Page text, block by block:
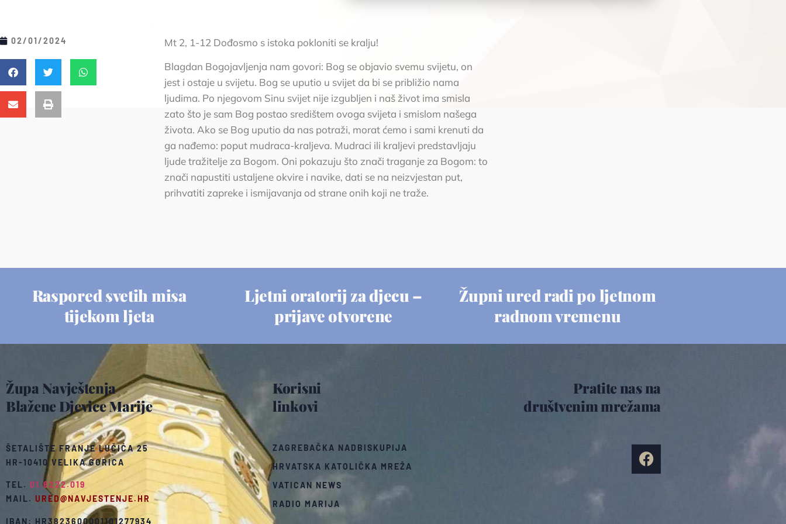
02/01/2024
Mt 2, 1-12 Dođosmo s istoka pokloniti se kralju!
Blagdan Bogojavljenja nam govori: Bog se objavio svemu svijetu, on
jest i ostaje u svijetu. Bog se uputio u svijet da bi se približio nama
ljudima. Po njegovom Sinu svijet nije izgubljen i naš život ima smisla
zato što je sam Bog postao središtem ovoga svijeta i smislom našega
života. Ako se Bog uputio da nas potraži, morat ćemo i sami krenuti da
ga nađemo: poput mudraca-kraljeva. Mudraci ili kraljevi predstavljaju
ljude tražitelje za Bogom. Oni pokazuju što znači traganje za Bogom: to
znači napustiti ustaljene okvire i navike, dati se na neizvjestan put,
prihvatiti zapreke i ismijavanja od strane onih koji ne traže.
Raspored svetih misa
tijekom ljeta
Ljetni oratorij za djecu –
prijave otvorene
Župni ured radi po ljetnom
radnom vremenu
Župa Navještenja
Blažene Djevice Marije
ŠETALIŠTE FRANJE LUČIĆA 25
HR-10410 VELIKA GORICA
TEL. 01.6222.019
MAIL. URED@NAVJESTENJE.HR
IBAN: HR3823600001101277934
Korisni
linkovi
ZAGREBAČKA NADBISKUPIJA
HRVATSKA KATOLIČKA MREŽA
VATICAN NEWS
RADIO MARIJA
Pratite nas na
društvenim mrežama